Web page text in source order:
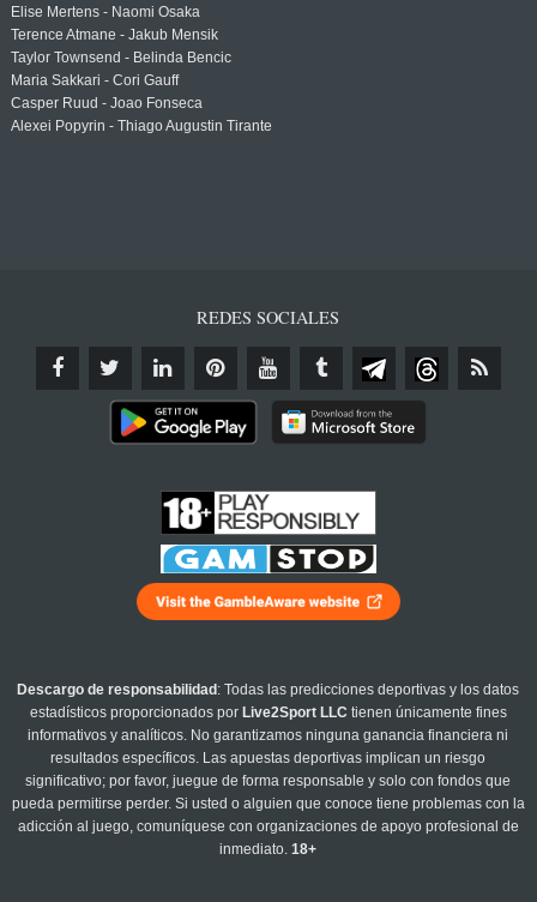
Elise Mertens - Naomi Osaka
Terence Atmane - Jakub Mensik
Taylor Townsend - Belinda Bencic
Maria Sakkari - Cori Gauff
Casper Ruud - Joao Fonseca
Alexei Popyrin - Thiago Augustin Tirante
REDES SOCIALES
Descargo de responsabilidad : Todas las predicciones deportivas y los datos
estadísticos proporcionados por Live2Sport LLC tienen únicamente fines
informativos y analíticos. No garantizamos ninguna ganancia financiera ni
resultados específicos. Las apuestas deportivas implican un riesgo
significativo; por favor, juegue de forma responsable y solo con fondos que
pueda permitirse perder. Si usted o alguien que conoce tiene problemas con la
adicción al juego, comuníquese con organizaciones de apoyo profesional de
inmediato.18+